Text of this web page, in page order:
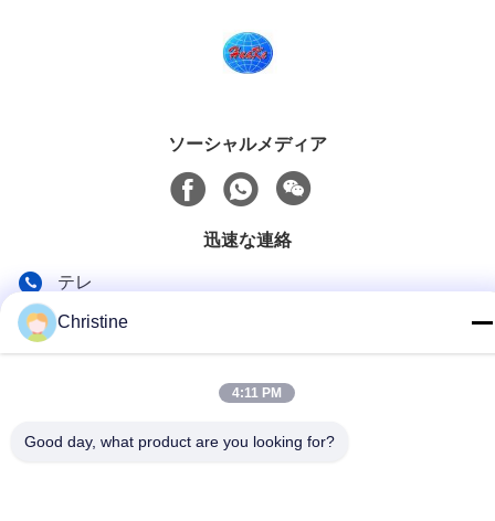
ソーシャルメディア
迅速な連絡
テレ
86--13003381217
christine_baler@126.com
アドレス
Christine
4:11 PM
Good day, what product are you looking for?